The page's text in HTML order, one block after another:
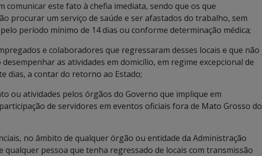
comunicar este fato à chefia imediata, sendo que os que
procurar um serviço de saúde e ser afastados do trabalho, sem
período mínimo de 14 dias ou conforme determinação médica;
e colaboradores que regressaram desses locais e que não
as atividades em domicílio, em regime excepcional de
dias, a contar do retorno ao Estado;
ou atividades pelos órgãos do Governo que implique em
de servidores em eventos oficiais fora de Mato Grosso do
no âmbito de qualquer órgão ou entidade da Administração
qualquer pessoa que tenha regressado de locais com transmissão